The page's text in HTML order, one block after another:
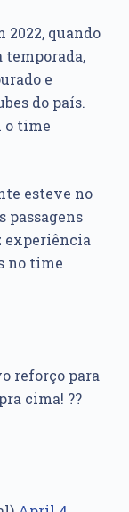
quando
temporada,
e
do país.
o time
esteve no
passagens
experiência
no time
reforço para
cima! ??